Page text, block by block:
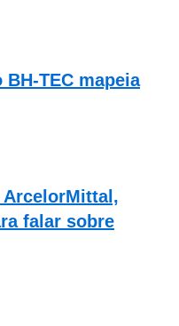
TEC mapeia
ArcelorMittal,
falar sobre